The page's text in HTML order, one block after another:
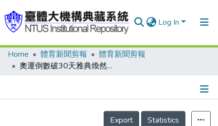
Log In
Communities & Collections
Home 體育新聞剪報
體育新聞剪報
奧運倒數破30天雅典煥然一新 希臘全力建設文化古城展現代氣息安全仍有顧慮美國想派駐返恐專家
Details
Export
Statistics